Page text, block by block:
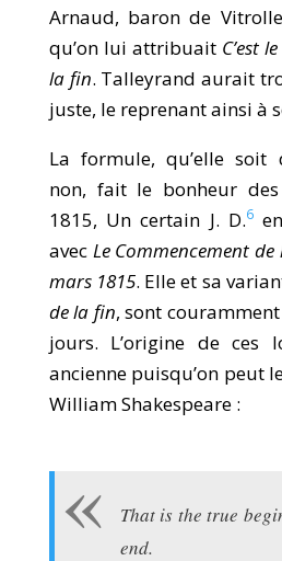
Arnaud, baron de
qu’on lui attribuait C’est
la fin. Talleyrand aurait
juste, le reprenant ainsi à
La formule, qu’elle soit
non, fait le bonheur des
1815, Un certain J. D.6
avec Le Commencement
mars 1815. Elle et sa
de la fin, sont
jours. L’origine de ces
ancienne puisqu’on peut
William Shakespeare :
That is the true
end.